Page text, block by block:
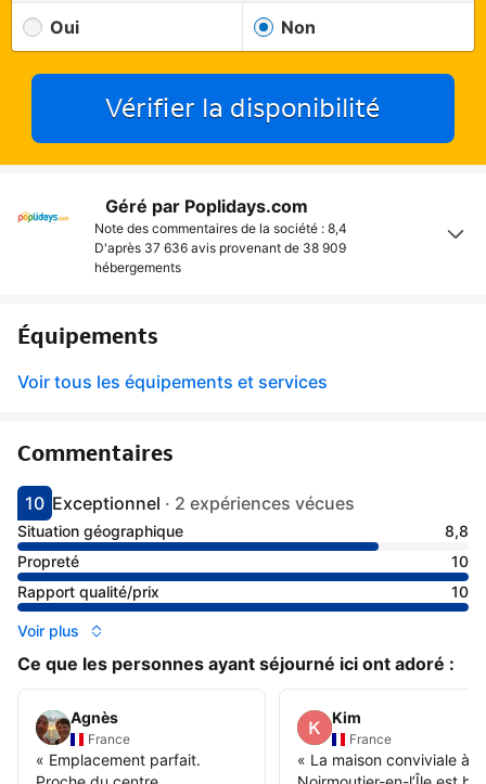
Oui Non
Vérifier la disponibilité
Géré par Poplidays.com
Note des commentaires de la société : 8,4
D'après 37 636 avis provenant de 38 909
hébergements
Équipements
Voir tous les équipements et services
Commentaires
Avec une note de 10
10
exceptionnel
Exceptionnel · 2 expériences vécues
Situation géographique
8,8
Propreté
10
Rapport qualité/prix
10
Voir plus
Ce que les personnes ayant séjourné ici ont adoré :
Agnès
France
« Emplacement parfait.
Kim
France
« La maison conviviale à